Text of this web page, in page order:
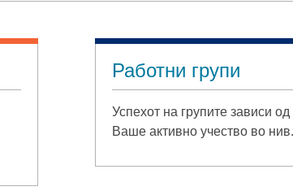
Работни групи
Успехот на групите зависи
Ваше активно учество во нив.